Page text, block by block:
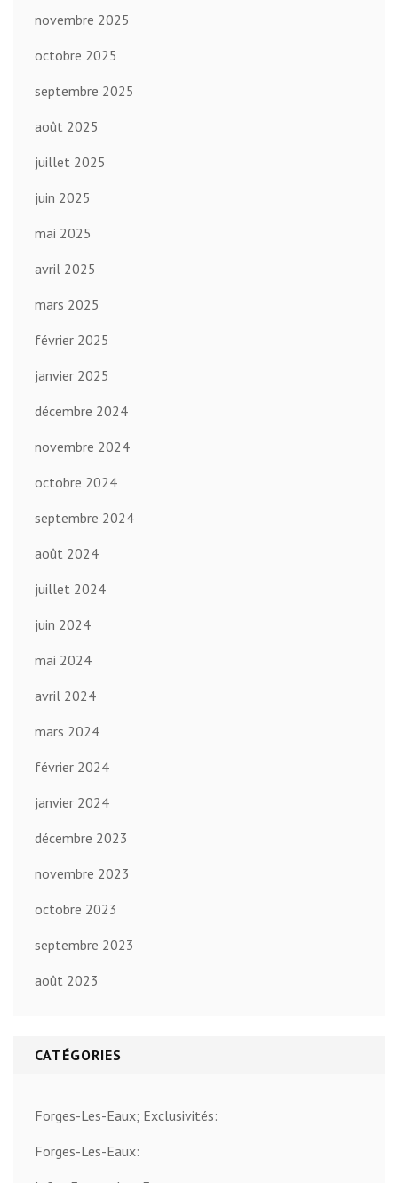
novembre 2025
octobre 2025
septembre 2025
août 2025
juillet 2025
juin 2025
mai 2025
avril 2025
mars 2025
février 2025
janvier 2025
décembre 2024
novembre 2024
octobre 2024
septembre 2024
août 2024
juillet 2024
juin 2024
mai 2024
avril 2024
mars 2024
février 2024
janvier 2024
décembre 2023
novembre 2023
octobre 2023
septembre 2023
août 2023
CATÉGORIES
Forges-Les-Eaux; Exclusivités:
Forges-Les-Eaux: